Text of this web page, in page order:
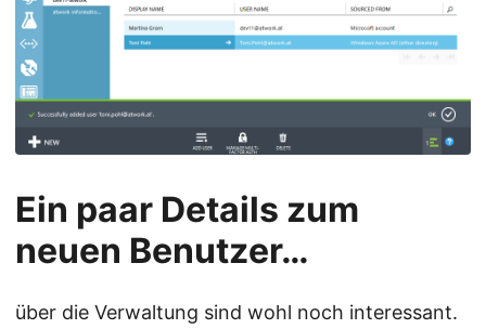
Ein paar Details zum
neuen Benutzer…
über die Verwaltung sind wohl noch interessant.